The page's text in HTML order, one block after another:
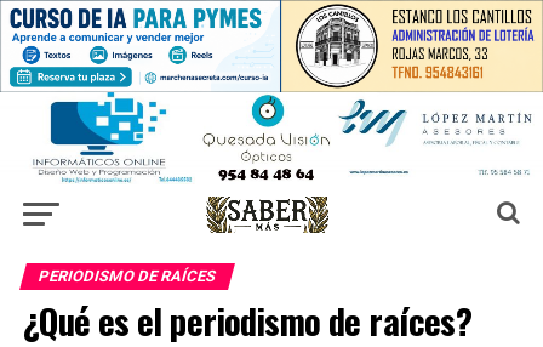
PERIODISMO DE RAÍCES
¿Qué es el periodismo de raíces?